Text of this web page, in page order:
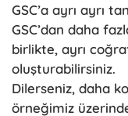
GSC’a ayrı ayrı
GSC’dan daha
birlikte, ayrı
oluşturabilirsiniz.
Dilerseniz, daha
örneğimiz